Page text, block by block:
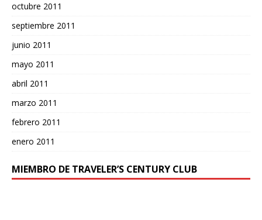
octubre 2011
septiembre 2011
junio 2011
mayo 2011
abril 2011
marzo 2011
febrero 2011
enero 2011
MIEMBRO DE TRAVELER’S CENTURY CLUB